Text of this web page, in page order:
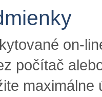
on-
počítač
maximálne